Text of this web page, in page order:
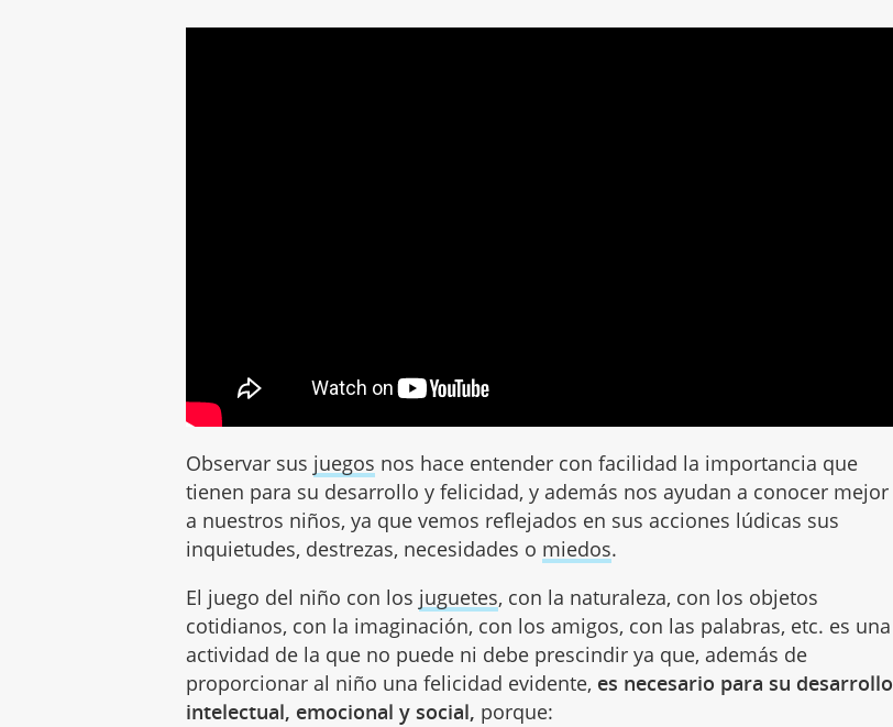
Observar sus juegos nos hace entender con facilidad la importancia que
tienen para su desarrollo y felicidad, y además nos ayudan a conocer mejor
a nuestros niños, ya que vemos reflejados en sus acciones lúdicas sus
inquietudes, destrezas, necesidades o miedos.
El juego del niño con los juguetes, con la naturaleza, con los objetos
cotidianos, con la imaginación, con los amigos, con las palabras, etc. es una
actividad de la que no puede ni debe prescindir ya que, además de
proporcionar al niño una felicidad evidente, es necesario para su desarrollo
intelectual, emocional y social, porque: